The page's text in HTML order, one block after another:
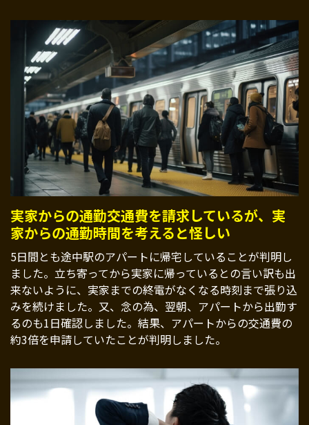
実家からの通勤交通費を請求しているが、実
家からの通勤時間を考えると怪しい
5日間とも途中駅のアパートに帰宅していることが判明し
ました。立ち寄ってから実家に帰っているとの言い訳も出
来ないように、実家までの終電がなくなる時刻まで張り込
みを続けました。又、念の為、翌朝、アパートから出勤す
るのも1日確認しました。結果、アパートからの交通費の
約3倍を申請していたことが判明しました。